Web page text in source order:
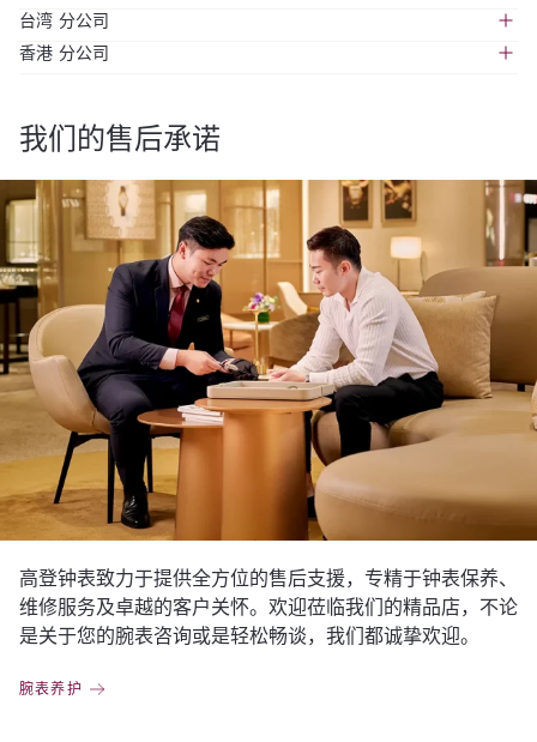
+6563399447
Suite 2206, 22nd Floor, MailBox: CP31, Wisma
Chuang, 34, Jalan Sultan Ismail 50250 Kuala Lumpur
+60321488354
Unit A1 , 22/F, NCB Innovation Centre, 888 Lai Chi
Kok Road, Kowloon, Hong Kong
台湾 分公司
+886287805088
香港 分公司
Kok Road, Kowloon, Hong Kong
我们的售后承诺
高登钟表致力于提供全方位的售后支援，专精于钟表保养、
维修服务及卓越的客户关怀。欢迎莅临我们的精品店，不论
是关于您的腕表咨询或是轻松畅谈，我们都诚挚欢迎。
腕表养护